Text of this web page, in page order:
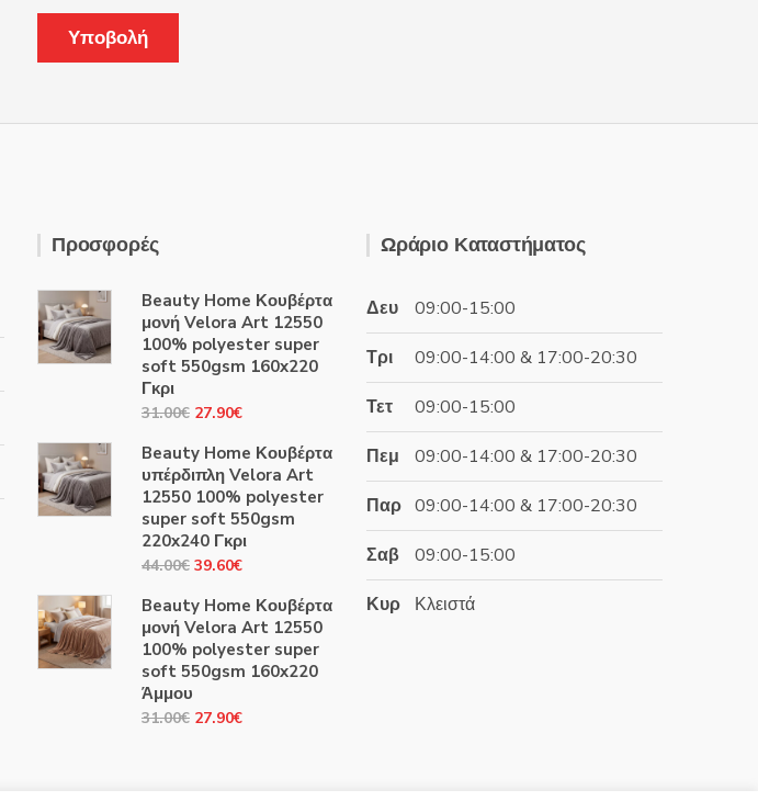
Προσφορές
Beauty Home Κουβέρτα
μονή Velora Art 12550
100% polyester super
soft 550gsm 160x220
Γκρι
31.00€ Original
was:
31.00€.
27.90€Η
τιμή
είναι:
27.90€.
Beauty Home Κουβέρτα
υπέρδιπλη Velora Art
12550 100% polyester
super soft 550gsm
220x240 Γκρι
44.00€ Original
was:
44.00€.
39.60€Η
τιμή
είναι:
39.60€.
Beauty Home Κουβέρτα
μονή Velora Art 12550
100% polyester super
soft 550gsm 160x220
Άμμου
31.00€ Original
27.90€Η
Ωράριο Καταστήματος
Δευ 09:00-15:00
Τρι 09:00-14:00 & 17:00-20:30
Τετ 09:00-15:00
Πεμ 09:00-14:00 & 17:00-20:30
Παρ 09:00-14:00 & 17:00-20:30
Σαβ 09:00-15:00
Κυρ Κλειστά